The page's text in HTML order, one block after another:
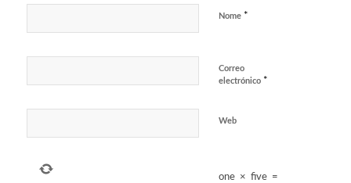
Nome *
Correo
electrónico *
Web
one × five =